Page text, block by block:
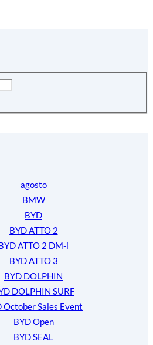
agosto
BMW
BYD
BYD ATTO 2
ATTO 2 DM-i
BYD ATTO 3
BYD DOLPHIN
DOLPHIN SURF
October Sales Event
BYD Open
BYD SEAL